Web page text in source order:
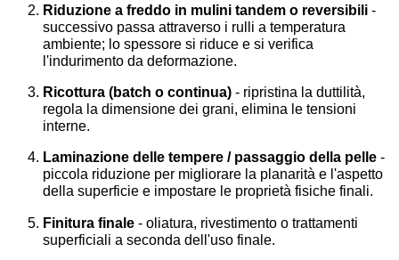
Riduzione a freddo in mulini tandem o reversibili -
successivo passa attraverso i rulli a temperatura
ambiente; lo spessore si riduce e si verifica
l'indurimento da deformazione.
Ricottura (batch o continua) - ripristina la duttilità,
regola la dimensione dei grani, elimina le tensioni
interne.
Laminazione delle tempere / passaggio della pelle -
piccola riduzione per migliorare la planarità e l'aspetto
della superficie e impostare le proprietà fisiche finali.
Finitura finale - oliatura, rivestimento o trattamenti
superficiali a seconda dell'uso finale.